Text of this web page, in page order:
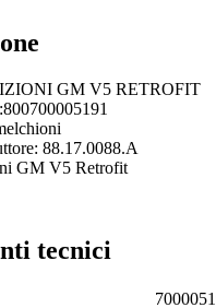
GM V5 RETROFIT
88.17.0088.A
GM V5 Retrofit
tecnici